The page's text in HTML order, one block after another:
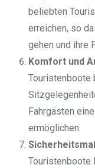
beliebten
erreichen, so
gehen und ihre
Komfort und
Touristenboote
Fahrgästen
ermöglichen.
Touristenboote